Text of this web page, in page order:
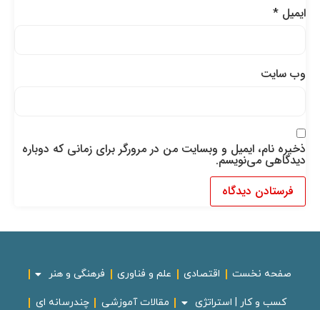
ایمیل*
وب‌ سایت
ذخیره نام، ایمیل و وبسایت من در مرورگر برای زمانی که دوباره
دیدگاهی می‌نویسم.
صفحه نخست اقتصادی علم و فناوری فرهنگی و هنر
کسب و کار | استراتژی مقالات آموزشی چندرسانه ای